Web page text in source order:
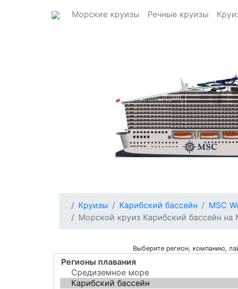
Морские круизы Речные круизы
Круизы Карибский бассейн
MSC
Морской круиз Карибский бассейн на
Выберите регион, компанию,